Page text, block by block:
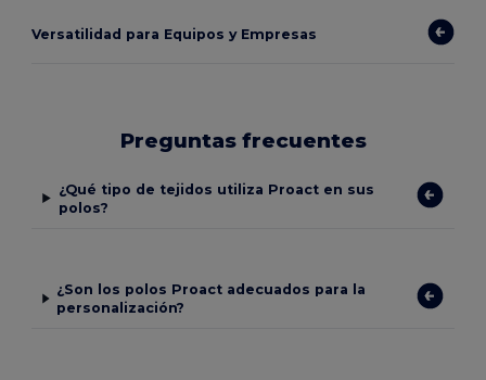
Versatilidad para Equipos y Empresas
Preguntas frecuentes
¿Qué tipo de tejidos utiliza Proact en sus
polos?
¿Son los polos Proact adecuados para la
personalización?